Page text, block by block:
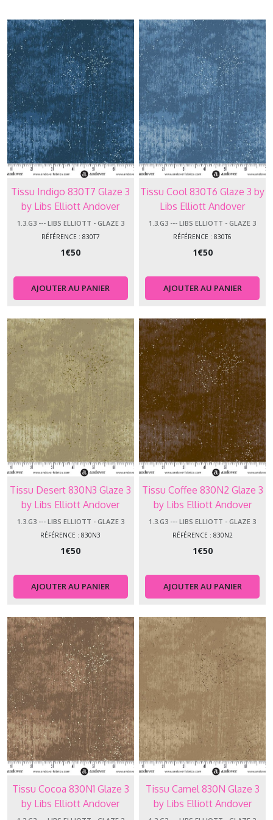
Tissu Indigo 830T7 Glaze 3
by Libs Elliott Andover
Makower
1.3.G3 --- LIBS ELLIOTT - GLAZE 3
RÉFÉRENCE : 830T7
1€50
AJOUTER AU PANIER
Tissu Cool 830T6 Glaze 3 by
Libs Elliott Andover
Makower
1.3.G3 --- LIBS ELLIOTT - GLAZE 3
RÉFÉRENCE : 830T6
1€50
AJOUTER AU PANIER
Tissu Desert 830N3 Glaze 3
by Libs Elliott Andover
Makower
1.3.G3 --- LIBS ELLIOTT - GLAZE 3
RÉFÉRENCE : 830N3
1€50
AJOUTER AU PANIER
Tissu Coffee 830N2 Glaze 3
by Libs Elliott Andover
Makower
1.3.G3 --- LIBS ELLIOTT - GLAZE 3
RÉFÉRENCE : 830N2
1€50
AJOUTER AU PANIER
Tissu Cocoa 830N1 Glaze 3
by Libs Elliott Andover
Tissu Camel 830N Glaze 3
by Libs Elliott Andover
Beside
the
Sea
(4)
1.3.CC
-
-
-
Candy
Couture
(10)
1.3.CC
-
-
Cottage
I
(24)
1.3.CC
-
Cottage
Cloth
Renée
Nanneman
(23)
1.3.DR
-
Dragonheart
(1)
-
1.3.TW
-
-
-
Edyta
Sitar
Twinkle
(28)
1.3.FF
-
-
Fun